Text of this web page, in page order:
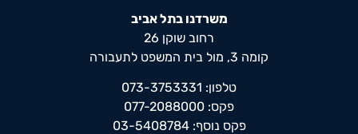
משרדנו בתל אביב
רחוב שוקן 26
קומה 3, מול בית המשפט לתעבורה
טלפון: 073-3753331
פקס: 077-2088000
פקס נוסף: 03-5408784